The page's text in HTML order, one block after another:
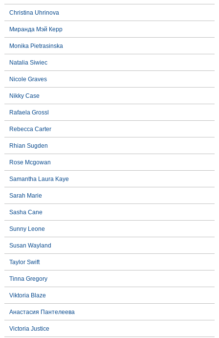
Christina Uhrinova
Миранда Мэй Керр
Monika Pietrasinska
Natalia Siwiec
Nicole Graves
Nikky Case
Rafaela Grossl
Rebecca Carter
Rhian Sugden
Rose Mcgowan
Samantha Laura Kaye
Sarah Marie
Sasha Cane
Sunny Leone
Susan Wayland
Taylor Swift
Tinna Gregory
Viktoria Blaze
Анастасия Пантелеева
Victoria Justice